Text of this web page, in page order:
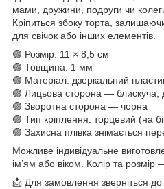
мами, дружини, подруги чи
Кріпиться збоку торта,
для свічок або інших елементів.
🟢 Розмір: 11 × 8,5 см
🟢 Товщина: 1 мм
🟢 Матеріал: дзеркальний
🟢 Лицьова сторона — блискуча,
🟢 Зворотна сторона — чорна
🟢 Тип кріплення: торцевий (на
🟢 Захисна плівка знімається
Можливе індивідуальне
ім’ям або віком. Колір та розмір
📩 Для замовлення зверніться до